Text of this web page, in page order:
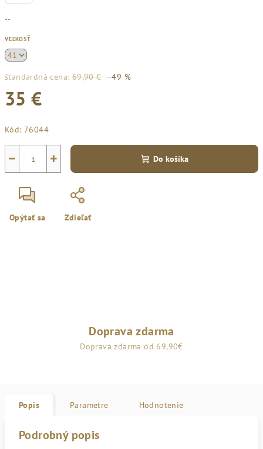
--
VEĽKOSŤ
štandardná cena: 69,90 € –49 %
35 €
cena:
Kód: 76044
+
− Do košíka
Opýtať sa Zdieľať
Doprava zdarma
Doprava zdarma od 69,90€
Popis Parametre Hodnotenie
Podrobný popis